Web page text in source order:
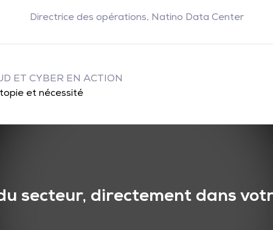
Directrice des opérations, Natino Data Center
ET CYBER EN ACTION
et nécessité
secteur, directement dans